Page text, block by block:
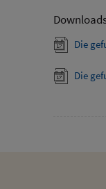
Die
Die